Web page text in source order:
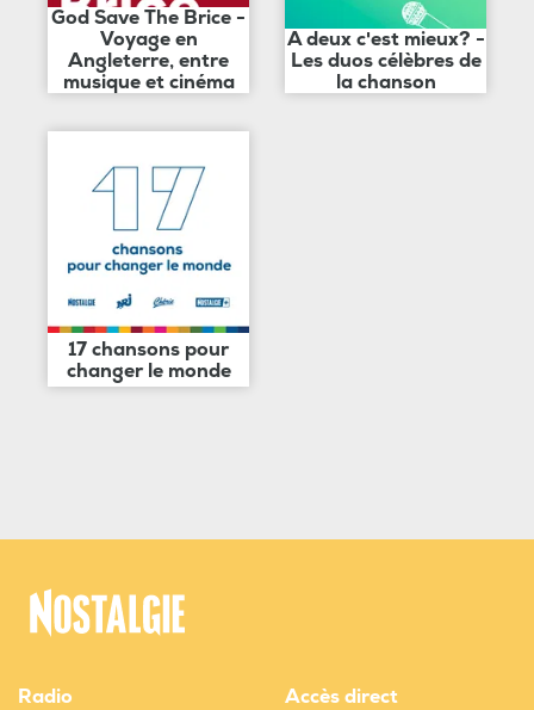
God Save The Brice -
Voyage en
Angleterre, entre
musique et cinéma
A deux c'est mieux? -
Les duos célèbres de
la chanson
17 chansons pour
changer le monde
Radio Accès direct